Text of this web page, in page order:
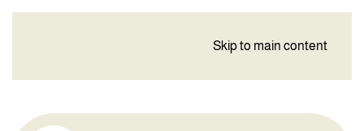
Skip to main content